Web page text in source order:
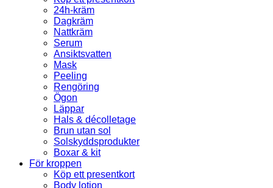
24h-kräm
Dagkräm
Nattkräm
Serum
Ansiktsvatten
Mask
Peeling
Rengöring
Ögon
Läppar
Hals & décolletage
Brun utan sol
Solskyddsprodukter
Boxar & kit
För kroppen
Köp ett presentkort
Body lotion